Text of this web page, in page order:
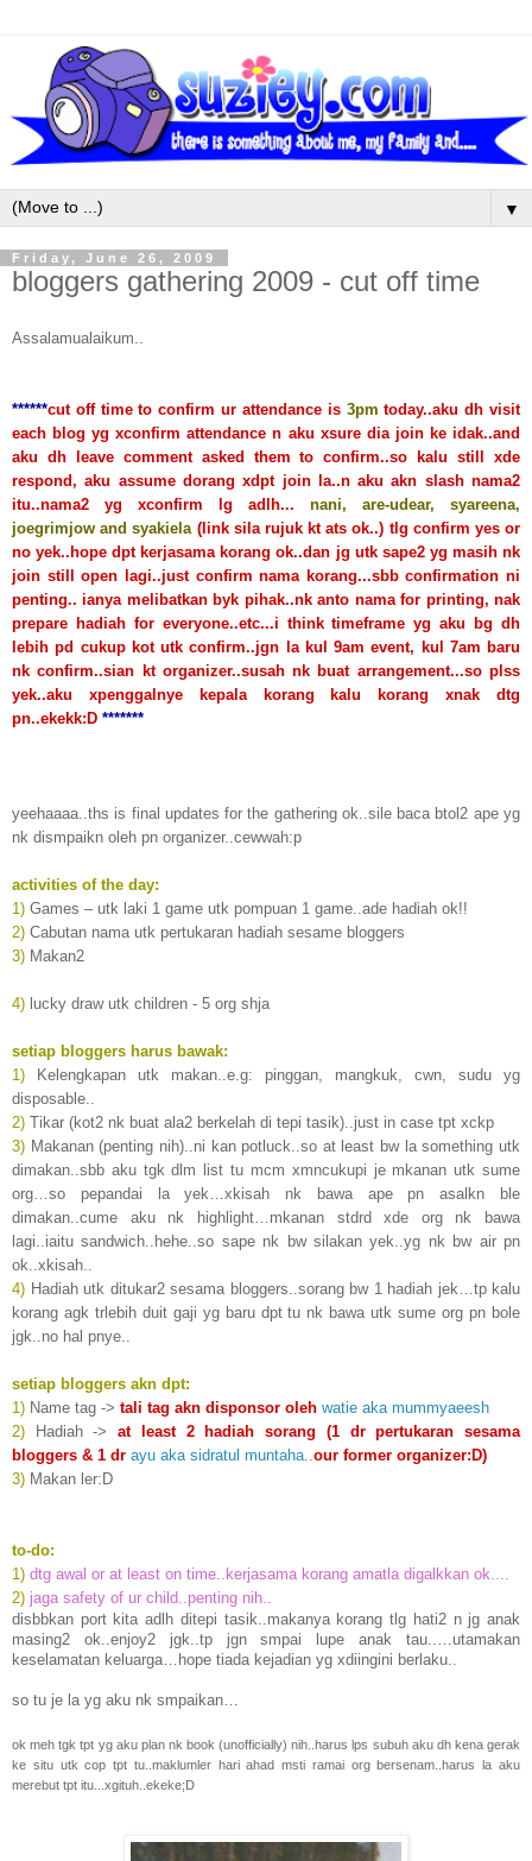
▼
Friday, June 26, 2009
bloggers gathering 2009 - cut off time
Assalamualaikum..
******cut off time to confirm ur attendance is 3pm today..aku dh visit
each blog yg xconfirm attendance n aku xsure dia join ke idak..and
aku dh leave comment asked them to confirm..so kalu still xde
respond, aku assume dorang xdpt join la..n aku akn slash nama2
itu..nama2 yg xconfirm lg adlh...
nani, are-udear, syareena,
joegrimjow and syakiela (link sila rujuk kt ats ok..) tlg confirm yes or
no yek..hope dpt kerjasama korang ok..dan jg utk sape2 yg masih nk
join still open lagi..just confirm nama korang...sbb confirmation ni
penting.. ianya melibatkan byk pihak..nk anto nama for printing, nak
prepare hadiah for everyone..etc...i think timeframe yg aku bg dh
lebih pd cukup kot utk confirm..jgn la kul 9am event, kul 7am baru
nk confirm..sian kt organizer..susah nk buat arrangement...so plss
yek..aku xpenggalnye kepala korang kalu korang xnak dtg
pn..ekekk:D *******
yeehaaaa..ths is final updates for the gathering ok..sile baca btol2 ape yg
nk dismpaikn oleh pn organizer..cewwah:p
activities of the day:
1) Games – utk laki 1 game utk pompuan 1 game..ade hadiah ok!!
2) Cabutan nama utk pertukaran hadiah sesame bloggers
3) Makan2
4) lucky draw utk children - 5 org shja
setiap bloggers harus bawak:
1) Kelengkapan utk makan..e.g: pinggan, mangkuk, cwn, sudu yg
disposable..
2) Tikar (kot2 nk buat ala2 berkelah di tepi tasik)..just in case tpt xckp
3) Makanan (penting nih)..ni kan potluck..so at least bw la something utk
dimakan..sbb aku tgk dlm list tu mcm xmncukupi je mkanan utk sume
org…so pepandai la yek…xkisah nk bawa ape pn asalkn ble
dimakan..cume aku nk highlight…mkanan stdrd xde org nk bawa
lagi..iaitu sandwich..hehe..so sape nk bw silakan yek..yg nk bw air pn
ok..xkisah..
4) Hadiah utk ditukar2 sesama bloggers..sorang bw 1 hadiah jek…tp kalu
korang agk trlebih duit gaji yg baru dpt tu nk bawa utk sume org pn bole
jgk..no hal pnye..
setiap bloggers akn dpt:
1) Name tag -> tali tag akn disponsor oleh watie aka mummyaeesh
2) Hadiah ->at least 2 hadiah sorang (1 dr pertukaran sesama
bloggers & 1 dr ayu aka sidratul muntaha..our former organizer:D)
3) Makan ler:D
to-do:
1) dtg awal or at least on time..kerjasama korang amatla digalkkan ok....
2) jaga safety of ur child..penting nih..
disbbkan port kita adlh ditepi tasik..makanya korang tlg hati2 n jg anak
masing2 ok..enjoy2 jgk..tp jgn smpai lupe anak tau..…utamakan
keselamatan keluarga…hope tiada kejadian yg xdiingini berlaku..
so tu je la yg aku nk smpaikan…
ok meh tgk tpt yg aku plan nk book (unofficially) nih..harus lps subuh aku dh kena gerak
ke situ utk cop tpt tu..maklumler hari ahad msti ramai org bersenam..harus la aku
merebut tpt itu...xgituh..ekeke;D